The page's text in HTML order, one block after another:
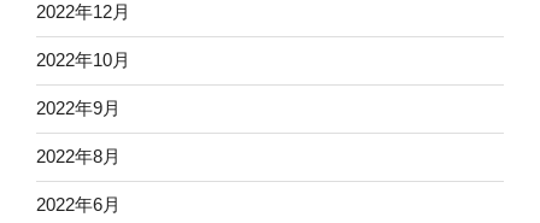
2022年12月
2022年10月
2022年9月
2022年8月
2022年6月